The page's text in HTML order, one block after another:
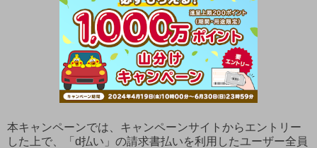
本キャンペーンでは、キャンペーンサイトからエントリー
した上で、「d払い」の請求書払いを利用したユーザー全員